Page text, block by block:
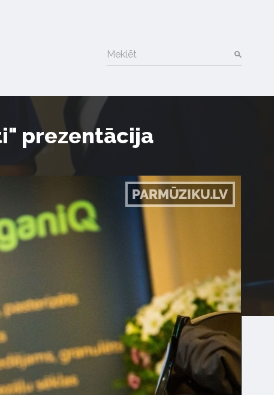
Meklēt
prezentācija